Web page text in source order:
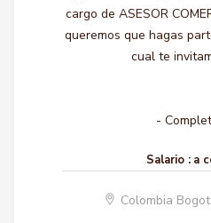
cargo de ASESOR
queremos que hagas
cual te
-
Salario : a
Colombia